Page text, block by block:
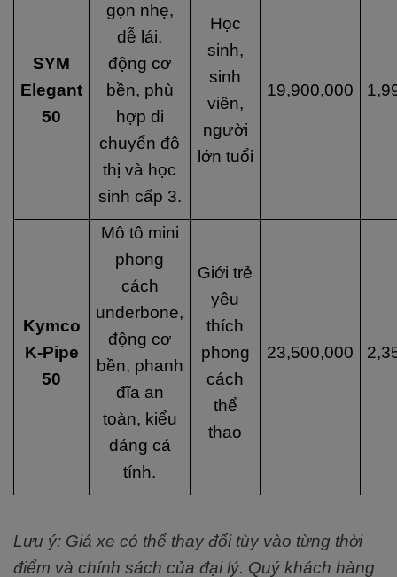
SYM
Elegant
50
gọn nhẹ,
dễ lái,
động cơ
bền, phù
hợp di
chuyển đô
thị và học
sinh cấp 3.
Học
sinh,
sinh
viên,
người
lớn tuổi
19,900,000
Kymco
K-Pipe
50
Mô tô mini
phong
cách
underbone,
động cơ
bền, phanh
đĩa an
toàn, kiểu
dáng cá
tính.
Giới trẻ
yêu
thích
phong
cách
thể
thao
23,500,000
Lưu ý: Giá xe có thể thay đổi tùy vào từng thời
điểm và chính sách của đại lý. Quý khách hàng